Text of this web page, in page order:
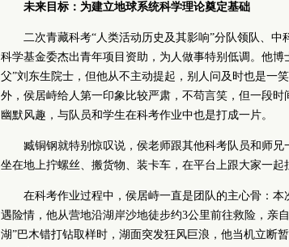
未来目标：为建立地球系统科学理论奠定基础
二次青藏科考“人类活动历史及其影响”分队领队、 中
科学基金委杰出青年项目资助，为人做事特别低调。他
父”刘东生 院士 ，但他从不主动提起，别人问及时也是一
外，侯居峙给人第一印象比较严肃，不苟言笑，但一段
幽默风趣，与队员和学生在科考作业中也是打成一片。
臧铜钢就特别惊叹说，侯老师跟其他科考队员和师
坐在地上拧螺丝、搬货物、装卡车，在平台上跟大家一起
在科考作业过程中，侯居峙一直是团队的主心骨：
遇险情，他从营地沿湖岸沙地徒步约3公里前往救险，亲
湖”巴木错打钻取样时，湖面突发狂风巨浪，他当机立断